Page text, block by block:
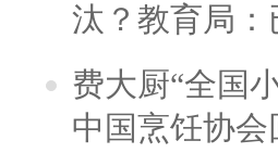
汰？教育局
费大厨“全国
中国烹饪协会